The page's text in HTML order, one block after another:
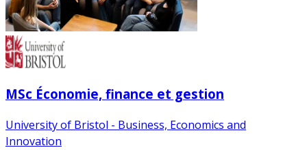
MSc Économie, finance et gestion
University of Bristol - Business, Economics and
Innovation